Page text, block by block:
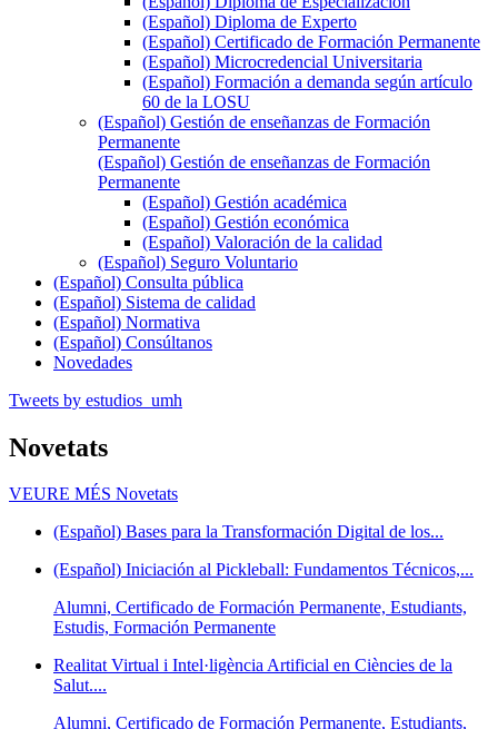
(Español) Diploma de Experto
(Español) Certificado de Formación Permanente
(Español) Microcredencial Universitaria
(Español) Formación a demanda según artículo
60 de la LOSU
(Español) Gestión de enseñanzas de Formación
Permanente
(Español) Gestión de enseñanzas de Formación
Permanente
(Español) Gestión académica
(Español) Gestión económica
(Español) Valoración de la calidad
(Español) Seguro Voluntario
(Español) Consulta pública
(Español) Sistema de calidad
(Español) Normativa
(Español) Consúltanos
Novedades
Tweets by estudios_umh
Novetats
VEURE MÉS Novetats
(Español) Bases para la Transformación Digital de los...
(Español) Iniciación al Pickleball: Fundamentos Técnicos,...
Alumni, Certificado de Formación Permanente, Estudiants,
Estudis, Formación Permanente
Realitat Virtual i Intel·ligència Artificial en Ciències de la
Salut....
Alumni, Certificado de Formación Permanente, Estudiants,